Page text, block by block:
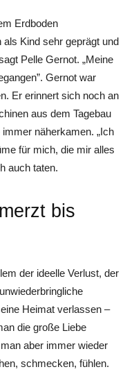
Erdboden
Kind sehr geprägt und
Pelle Gernot. „Meine
Gernot war
Er erinnert sich noch an
aus dem Tagebau
näherkamen. „Ich
für mich, die mir alles
auch taten.
bis
der ideelle Verlust, der
Heimat verlassen –
die große Liebe
aber immer wieder
schmecken, fühlen.